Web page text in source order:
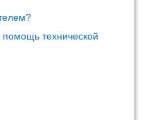
помощь технической